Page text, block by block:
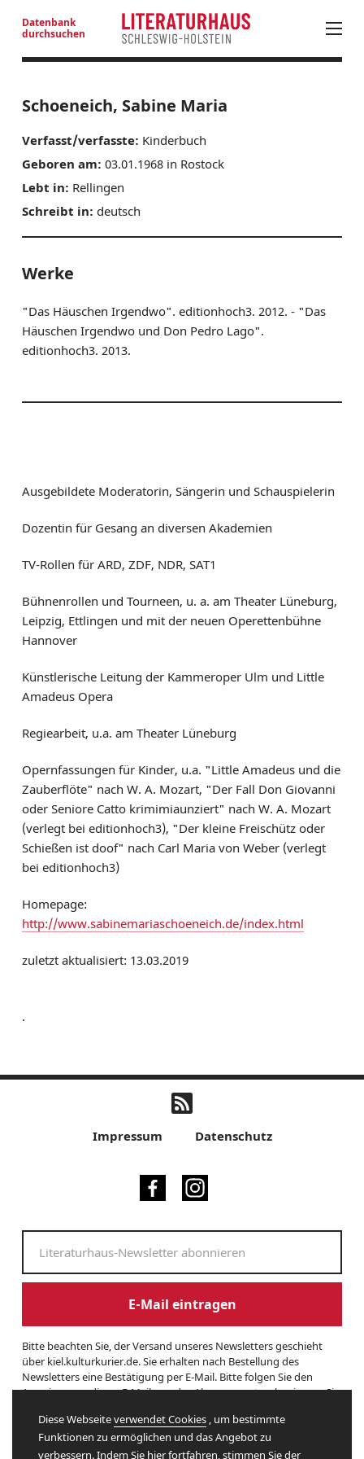
Schoeneich, Sabine Maria
Verfasst/verfasste: Kinderbuch
Geboren am: 03.01.1968 in Rostock
Lebt in: Rellingen
Schreibt in: deutsch
Werke
"Das Häuschen Irgendwo". editionhoch3. 2012. - "Das
Häuschen Irgendwo und Don Pedro Lago".
editionhoch3. 2013.
Ausgebildete Moderatorin, Sängerin und Schauspielerin
Dozentin für Gesang an diversen Akademien
TV-Rollen für ARD, ZDF, NDR, SAT1
Bühnenrollen und Tourneen, u. a. am Theater Lüneburg,
Leipzig, Ettlingen und mit der neuen Operettenbühne
Hannover
Künstlerische Leitung der Kammeroper Ulm und Little
Amadeus Opera
Regiearbeit, u.a. am Theater Lüneburg
Opernfassungen für Kinder, u.a. "Little Amadeus und die
Zauberflöte" nach W. A. Mozart, "Der Fall Don Giovanni
oder Seniore Catto krimimiaunziert" nach W. A. Mozart
(verlegt bei editionhoch3), "Der kleine Freischütz oder
Schießen ist doof" nach Carl Maria von Weber (verlegt
bei editionhoch3)
Homepage:
http://www.sabinemariaschoeneich.de/index.html
zuletzt aktualisiert: 13.03.2019
.
Datenbank
durchsuchen
LITERATURANGEBOTE JUNGES PUBLIKUM
NEUE PROSA AUS SH
NEUERSCHEINUNGEN
LITERATURADRESSEN
AUSSCHREIBUNGEN
BESTELLSERVICE
KONTAKT & ANFAHRT
Impressum Datenschutz
E-Mail eintragen
Bitte beachten Sie, der Versand unseres Newsletters geschieht
über kiel.kulturkurier.de. Sie erhalten nach Bestellung des
Newsletters eine Bestätigung per E-Mail. Bitte folgen Sie den
Anweisungen dieser E-Mail, um das Abonnement zu beginnen. Sie
Ende eines Newsletters entsprechende Informationen. Und hier
finden Sie unsereDatenschutzerklärung.
Diese Webseiteverwendet Cookies , um bestimmte
Funktionen zu ermöglichen und das Angebot zu
verbessern. Indem Sie hier fortfahren, stimmen Sie der